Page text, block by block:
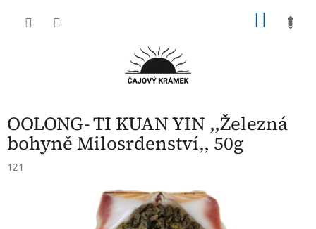
OOLONG- TI KUAN YIN ,,Železná
bohyně Milosrdenství,, 50g
121